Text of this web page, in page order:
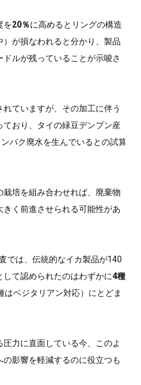
を20％に高めるとリングの構造
が損なわれると分かり、製品
ルが残っていることが示唆さ
ていますが、その加工に伴う
おり、タイの緑豆デンプン産
パク廃水を生んでいるとの試算
培を組み合わせれば、廃棄物
く前進させられる可能性があ
では、伝統的なイカ製品が140
して認められたのはわずかに4種
はベジタリアン対応）にとどま
力に直面している今、このよ
影響を軽減するのに役立つも